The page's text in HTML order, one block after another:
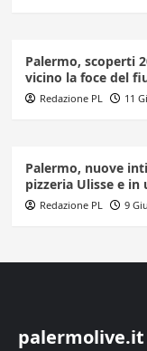
Palermo, scoperti
vicino la foce del
Redazione PL 11
Palermo, nuove
pizzeria Ulisse e in
Redazione PL 9
palermolive.it